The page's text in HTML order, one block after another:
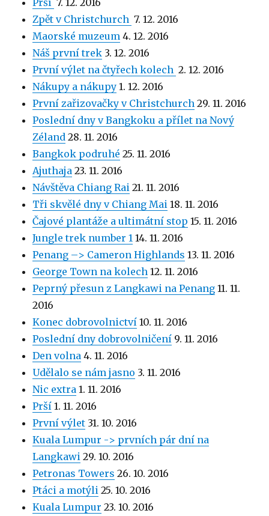
Prší 7. 12. 2016
Zpět v Christchurch 7. 12. 2016
Maorské muzeum 4. 12. 2016
Náš první trek 3. 12. 2016
První výlet na čtyřech kolech 2. 12. 2016
Nákupy a nákupy 1. 12. 2016
První zařizovačky v Christchurch 29. 11. 2016
Poslední dny v Bangkoku a přílet na Nový
Zéland 28. 11. 2016
Bangkok podruhé 25. 11. 2016
Ajuthaja 23. 11. 2016
Návštěva Chiang Rai 21. 11. 2016
Tři skvělé dny v Chiang Mai 18. 11. 2016
Čajové plantáže a ultimátní stop 15. 11. 2016
Jungle trek number 1 14. 11. 2016
Penang –> Cameron Highlands 13. 11. 2016
George Town na kolech 12. 11. 2016
Peprný přesun z Langkawi na Penang 11. 11.
2016
Konec dobrovolnictví 10. 11. 2016
Poslední dny dobrovolničení 9. 11. 2016
Den volna 4. 11. 2016
Udělalo se nám jasno 3. 11. 2016
Nic extra 1. 11. 2016
Prší 1. 11. 2016
První výlet 31. 10. 2016
Kuala Lumpur -> prvních pár dní na
Langkawi 29. 10. 2016
Petronas Towers 26. 10. 2016
Ptáci a motýli 25. 10. 2016
Kuala Lumpur 23. 10. 2016